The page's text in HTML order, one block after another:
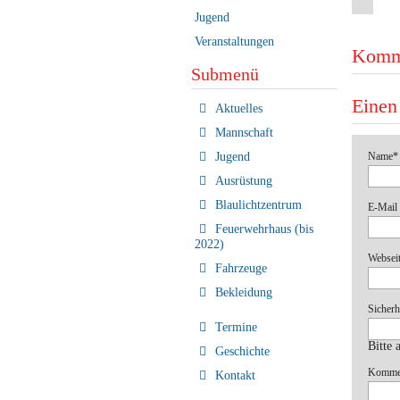
Name*
E-Mail
Bitte
Jugend
Veranstaltungen
Submenü
Navigation
Aktuelles
Mannschaft
Jugend
Ausrüstung
Blaulichtzentrum
Feuerwehrhaus (bis
2022)
Fahrzeuge
Bekleidung
Termine
Geschichte
Kontakt